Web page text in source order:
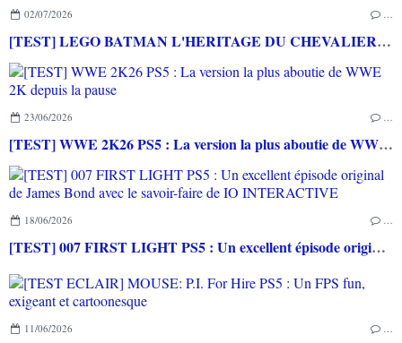
02/07/2026
[TEST] LEGO BATMAN L'HERITAGE DU CHEVALIER NOIR XBOX SERIES X : C'est Batman Arkham City en LEGO!
23/06/2026
[TEST] WWE 2K26 PS5 : La version la plus aboutie de WWE 2K depuis la pause
18/06/2026
[TEST] 007 FIRST LIGHT PS5 : Un excellent épisode original de James Bond avec le savoir-faire de IO INTERACTIVE
11/06/2026